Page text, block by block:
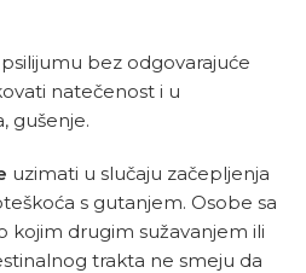
bez odgovarajuće
natečenost i u
gušenje.
uzimati u slučaju začepljenja
s gutanjem. Osobe sa
kojim drugim sužavanjem ili
trakta ne smeju da